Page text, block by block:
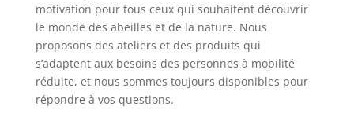
motivation pourtous ceuxqui souhaitentdécouvrir
le monde des abeilles etde la nature. Nous
proposons des ateliers etdes produits qui
s‘adaptentauxbesoins des personnes à mobilité
réduite, etnous sommes toujours disponibles pour
répondre à vos questions.